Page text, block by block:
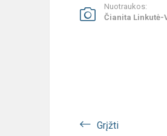
Nuotraukos:
Čianita Linkutė-
Grįžti